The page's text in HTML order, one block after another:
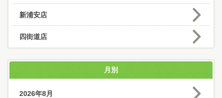
新浦安店
四街道店
月別
2026年8月